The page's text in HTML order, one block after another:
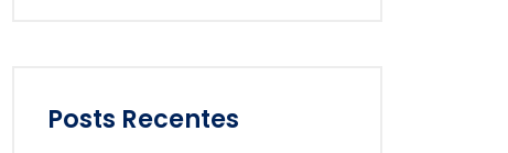
Posts Recentes